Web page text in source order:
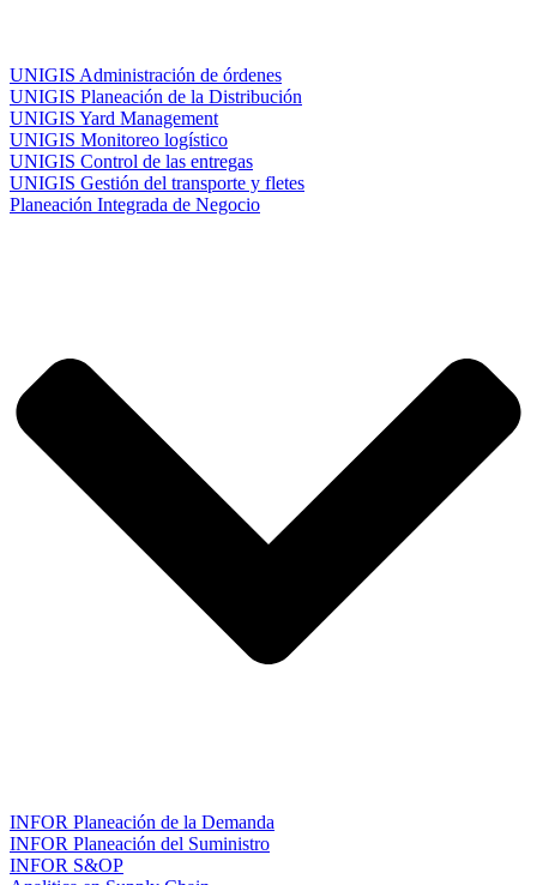
UNIGIS Administración de órdenes
UNIGIS Planeación de la Distribución
UNIGIS Yard Management
UNIGIS Monitoreo logístico
UNIGIS Control de las entregas
UNIGIS Gestión del transporte y fletes
Planeación Integrada de Negocio
INFOR Planeación de la Demanda
INFOR Planeación del Suministro
INFOR S&OP